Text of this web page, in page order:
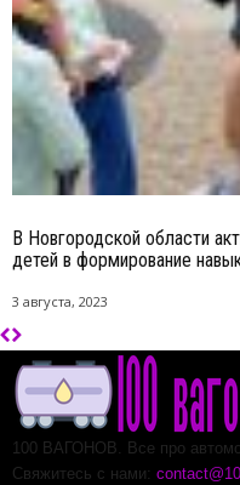
В Новгородской области
детей в формирование
3 августа, 2023
100 ВАГОНОВ. Все про
Свяжитесь с нами: